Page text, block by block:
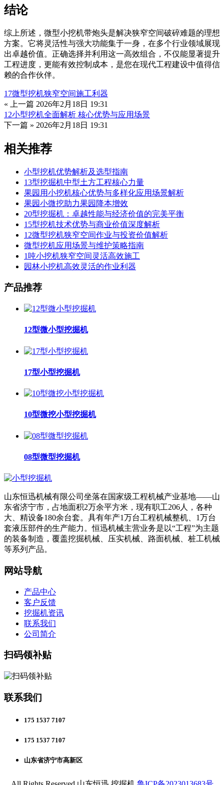
结论
综上所述，微型小挖机带炮头是解决狭窄空间破碎难题的理想
方案。它将灵活性与强大功能集于一身，在多个行业领域展现
出卓越价值。正确选择并利用这一高效组合，不仅能显著提升
工程进度，更能有效控制成本，是您在现代工程建设中值得信
赖的合作伙伴。
17微型挖机狭窄空间施工利器
« 上一篇 2026年2月18日 19:31
12小型挖机全面解析 核心优势与应用场景
下一篇 » 2026年2月18日 19:31
相关推荐
小型挖机优势解析及选型指南
13型挖掘机中型土方工程核心力量
果园用小挖机核心优势与多样化应用场景解析
果园小微挖助力果园降本增效
20型挖掘机：卓越性能与经济价值的完美平衡
15型挖机技术优势与商业价值深度解析
12微型挖机狭窄空间作业与投资价值解析
微型挖机应用场景与维护策略指南
1吨小挖机狭窄空间灵活高效施工
园林小挖机高效灵活的作业利器
产品推荐
12型微小型挖掘机
17型小型挖掘机
10型微挖小型挖掘机
08型微型挖掘机
山东恒迅机械有限公司坐落在国家级工程机械产业基地——山
东省济宁市，占地面积2万余平方米，现有职工206人，各种
大、精设备180余台套。具有年产1万台工程机械整机、1万台
套液压部件的生产能力。恒迅机械主营业务是以“工程”为主题
的装备制造，覆盖挖掘机械、压实机械、路面机械、桩工机械
等系列产品。
网站导航
产品中心
客户反馈
挖掘机资讯
联系我们
公司简介
扫码领补贴
联系我们
175 1537 7107
175 1537 7107
山东省济宁市高新区